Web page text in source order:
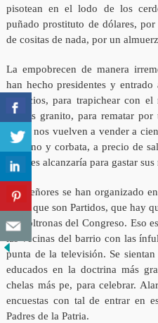
pisotean en el lodo de los
puñado prostituto de dólares,
de cositas de nada, por un
La empobrecen de manera
han hecho presidentes y
negocios, para trapichear con
que es granito, para rematar
luego nos vuelven a vender a
su terno y corbata, a precio de
vida les alcanzaría para gastar
Los señores se han organizado
dicen que son Partidos, que hay
las poltronas del Congreso. Eso
las vecinas del barrio con las
punta de la televisión. Se
educados en la doctrina más
chelas más pe, para celebrar.
encuestas con tal de entrar en
Padres de la Patria.